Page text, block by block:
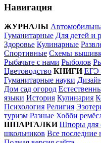
Навигация
ЖУРНАЛЫ
Гуманитарные Для детей и
Здоровье Кулинарные
Спортивные Схемы
Рыбачьте с нами Рыболов
Цветоводство КНИГИ ЕГЭ
Гуманитарные науки
Дом сад огород
языки История Кулинария
Психология Религия
туризм Разные Хобби
ШПАРГАЛКИ Шпоры для
школьников Все последние